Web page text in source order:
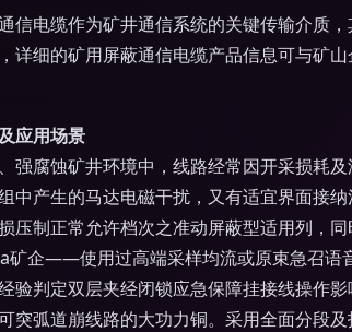
信电缆作为矿井通信系统的关键传输介质
详细的矿用屏蔽通信电缆产品信息可与矿
应用场景
强腐蚀矿井环境中，线路经常因开采损耗
中产生的马达电磁干扰，又有适宜界面接
压制正常允许档次之准动屏蔽型适用列，
矿企——使用过高端采样均流或原束急召语
验判定双层夹经闭锁应急保障挂接线操作
突弧道崩线路的大功力铜。采用全面分段